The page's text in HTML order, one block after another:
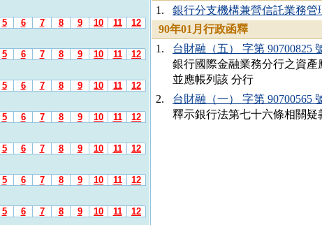
5 6 7 8 9 10 11 12
5 6 7 8 9 10 11 12
5 6 7 8 9 10 11 12
5 6 7 8 9 10 11 12
5 6 7 8 9 10 11 12
5 6 7 8 9 10 11 12
5 6 7 8 9 10 11 12
1.
銀行分支機構兼營信託業務管
90年01月行政函釋
1.
台財融（五） 字第 90700825
銀行國際金融業務分行之資
並應帳列該 分行
2.
台財融（一） 字第 90700565
釋示銀行法第七十六條相關疑